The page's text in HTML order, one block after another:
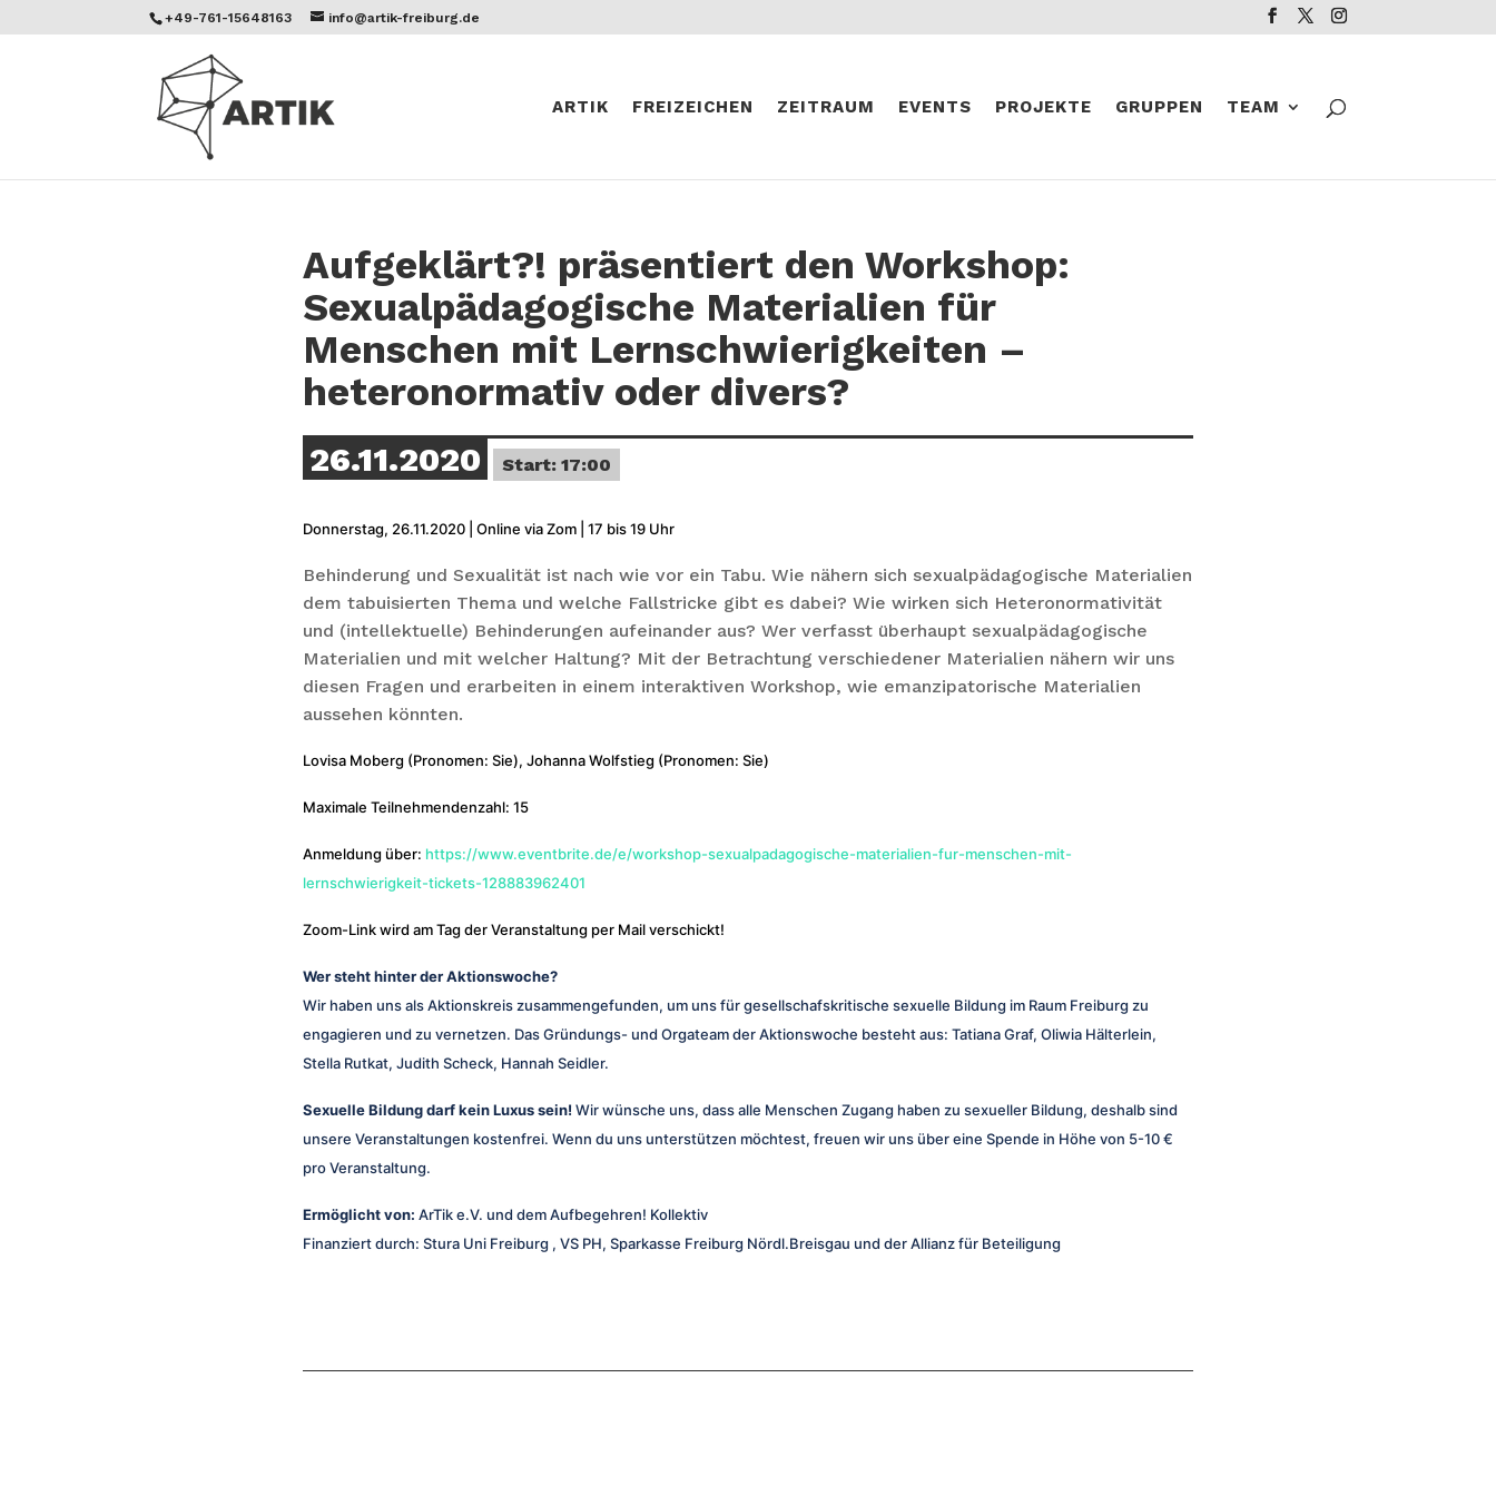
+49-761-15648163 info@artik-freiburg.de
ARTIK FREIZEICHEN ZEITRAUM EVENTS PROJEKTE GRUPPEN TEAM
Aufgeklärt?! präsentiert den Workshop:
Sexualpädagogische Materialien für
Menschen mit Lernschwierigkeiten –
heteronormativ oder divers?
26.11.2020 Start: 17:00
Donnerstag, 26.11.2020 | Online via Zom | 17 bis 19 Uhr
Behinderung und Sexualität ist nach wie vor ein Tabu. Wie nähern sich sexualpädagogische Materialien
dem tabuisierten Thema und welche Fallstricke gibt es dabei? Wie wirken sich Heteronormativität
und (intellektuelle) Behinderungen aufeinander aus? Wer verfasst überhaupt sexualpädagogische
Materialien und mit welcher Haltung? Mit der Betrachtung verschiedener Materialien nähern wir uns
diesen Fragen und erarbeiten in einem interaktiven Workshop, wie emanzipatorische Materialien
aussehen könnten.
Lovisa Moberg (Pronomen: Sie), Johanna Wolfstieg (Pronomen: Sie)
Maximale Teilnehmendenzahl: 15
Anmeldung über: https://www.eventbrite.de/e/workshop-sexualpadagogische-materialien-fur-menschen-mit-
lernschwierigkeit-tickets-128883962401
Zoom-Link wird am Tag der Veranstaltung per Mail verschickt!
Wer steht hinter der Aktionswoche?
Wir haben uns als Aktionskreis zusammengefunden, um uns für gesellschafskritische sexuelle Bildung im Raum Freiburg zu
engagieren und zu vernetzen. Das Gründungs- und Orgateam der Aktionswoche besteht aus: Tatiana Graf, Oliwia Hälterlein,
Stella Rutkat, Judith Scheck, Hannah Seidler.
Sexuelle Bildung darf kein Luxus sein! Wir wünsche uns, dass alle Menschen Zugang haben zu sexueller Bildung, deshalb sind
unsere Veranstaltungen kostenfrei. Wenn du uns unterstützen möchtest, freuen wir uns über eine Spende in Höhe von 5-10 €
pro Veranstaltung.
Ermöglicht von: ArTik e.V. und dem Aufbegehren! Kollektiv
Finanziert durch: Stura Uni Freiburg , VS PH, Sparkasse Freiburg Nördl.Breisgau und der Allianz für Beteiligung